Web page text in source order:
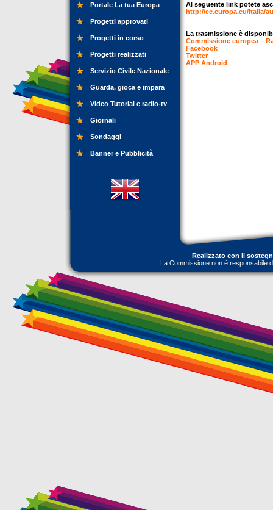
Portale La tua Europa
Progetti approvati
Progetti in corso
Progetti realizzati
Servizio Civile Nazionale
Guarda, gioca e impara
Video Tutorial e radio-tv
Giornali
Sondaggi
Banner e Pubblicità
Al seguente link potete
http://ec.europa.eu/italia/
La trasmissione è
Commissione europea –
Facebook
Twitter
APP Android
Realizzato con il
La Commissione non è responsabile